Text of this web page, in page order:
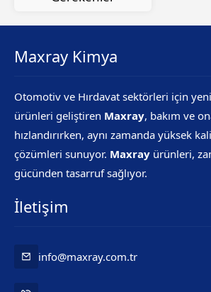
Maxray Kimya
Otomotiv ve Hırdavat sektörleri için
ürünleri geliştiren Maxray, bakım ve
hızlandırırken, aynı zamanda yüksek
çözümleri sunuyor. Maxray ürünleri,
gücünden tasarruf sağlıyor.
İletişim
info@maxray.com.tr